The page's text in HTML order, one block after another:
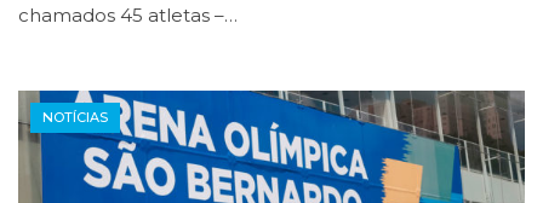
chamados 45 atletas –…
NOTÍCIAS